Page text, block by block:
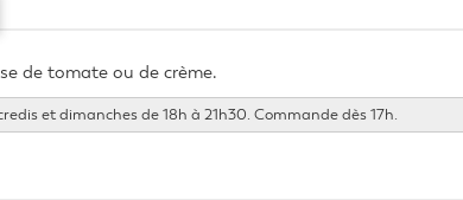
de tomate ou de crème.
et dimanches de 18h à 21h30. Commande dès 17h.